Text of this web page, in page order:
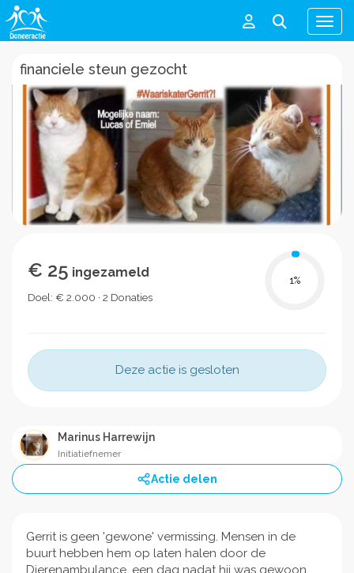
Menu
financiele steun gezocht
€ 25 ingezameld
Doel: € 2.000 · 2 Donaties
1%
Deze actie is gesloten
Marinus Harrewijn
Initiatiefnemer
Actie delen
Gerrit is geen 'gewone' vermissing. Mensen in de
buurt hebben hem op laten halen door de
Dierenambulance, een dag nadat hij was gewoon